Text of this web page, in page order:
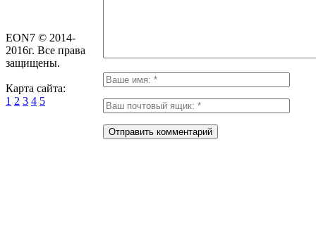
EON7 © 2014-
2016г. Все права
защищены.
Карта сайта:
1 2 3 4 5